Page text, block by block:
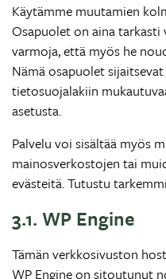
Käytämme muutamien
Osapuolet on aina
varmoja, että myös he
Nämä osapuolet sijaitsevat
tietosuojalakiin
asetusta.
Palvelu voi sisältää myös
mainosverkostojen tai
evästeitä. Tutustu
3.1. WP Engine
Tämän verkkosivuston
WP Engine on sitoutunut